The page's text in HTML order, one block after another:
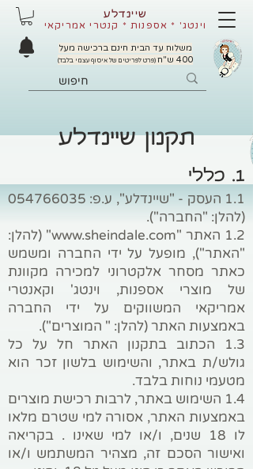
שיינדלע
וינטג' * אספנות * קנטרי אמריקאי
משלוח עד הבית חינם ברכישה מעל
400 ש"ח
(פרט לפריטים של איסוף עצמי בלבד)
תקנון שיינדלע
1. כללי
1.1 העסק - "שיינדלע", ע.פ:
054766035
(להלן: "החברה").
1.2 האתר "
www.sheindale.com" (להלן:
"האתר"), מופעל על ידי החברה ומשמש
כאתר מסחר אלקטרוני למכירה מקוונת
של מוצרי אספנות, וינטג' וקאנטרי
אמריקאי המשווקים על ידי החברה
באמצעות האתר (להלן: " המוצרים").
1.3 הכתוב בתקנון האתר חל על כל
גולש/ת באתר, והשימוש בלשון זכר הוא
מטעמי נוחות בלבד.
1.4 השימוש באתר, לרבות רכישת מוצרים
באמצעות האתר, אסורה למי שטרם מלאו
לו 18 שנים, ו/או למי שאינו . בקריאה
ואישור הסכם זה, מצהיר המשתמש ו/או